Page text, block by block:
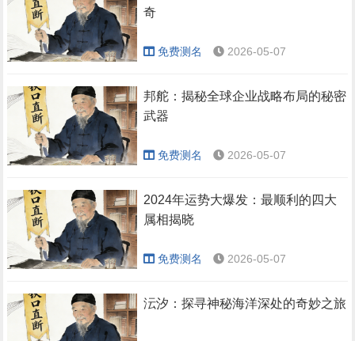
奇
免费测名 2026-05-07
邦舵：揭秘全球企业战略布局的秘密
武器
免费测名 2026-05-07
2024年运势大爆发：最顺利的四大
属相揭晓
免费测名 2026-05-07
沄汐：探寻神秘海洋深处的奇妙之旅